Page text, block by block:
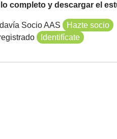
completo y descargar el
Socio AAS
Hazte socio
Identifícate